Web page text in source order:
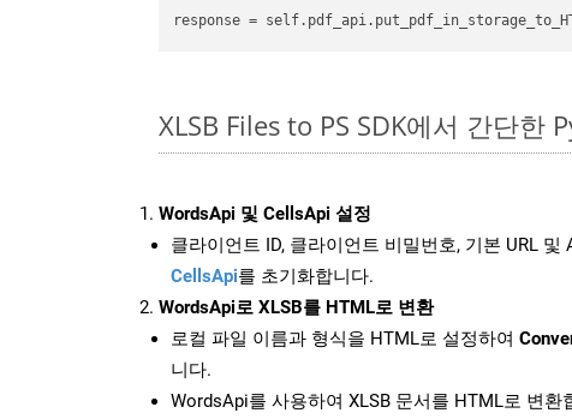
XLSB Files to PS SDK에서 간단한
WordsApi 및 CellsApi 설정
클라이언트 ID, 클라이언트 비밀번호, 기본 URL 및
CellsApi를 초기화합니다.
WordsApi로 XLSB를 HTML로 변환
로컬 파일 이름과 형식을 HTML로 설정하여
니다.
WordsApi를 사용하여 XLSB 문서를 HTML로 변환